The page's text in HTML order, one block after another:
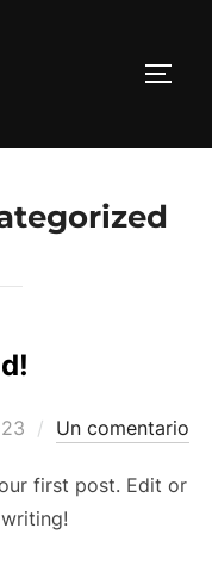
Un comentario
first post. Edit or